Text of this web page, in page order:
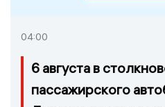
04:00
6 августа в
пассажирского